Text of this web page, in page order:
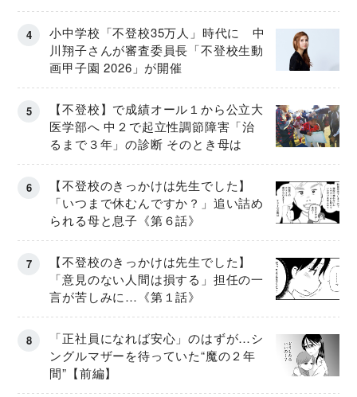
小中学校「不登校35万人」時代に 中
川翔子さんが審査委員長「不登校生動
画甲子園 2026」が開催
【不登校】で成績オール１から公立大
医学部へ 中２で起立性調節障害「治
るまで３年」の診断 そのとき母は
【不登校のきっかけは先生でした】
「いつまで休むんですか？」追い詰め
られる母と息子《第６話》
【不登校のきっかけは先生でした】
「意見のない人間は損する」担任の一
言が苦しみに…《第１話》
「正社員になれば安心」のはずが…シ
ングルマザーを待っていた“魔の２年
間”【前編】